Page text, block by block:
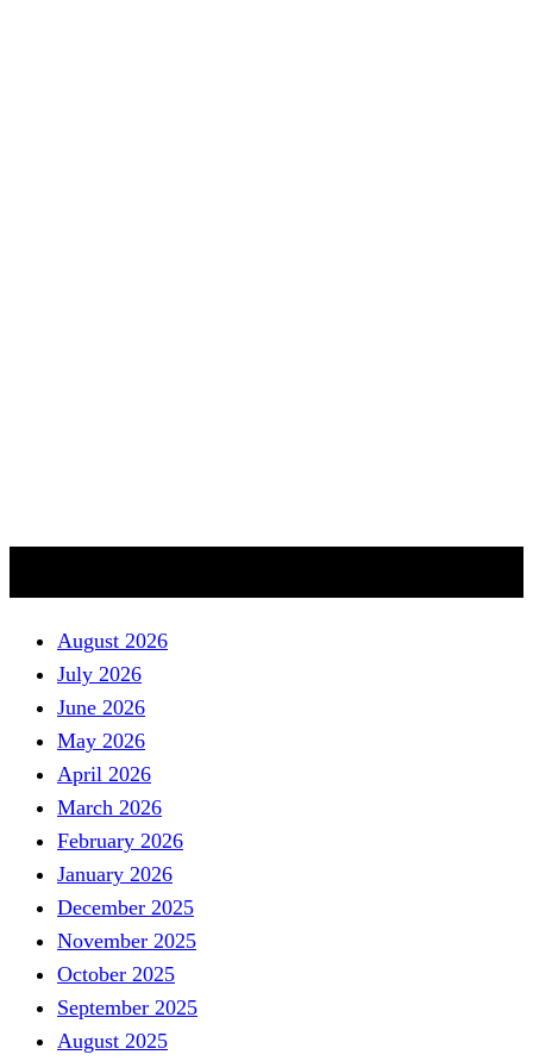
August 2026
July 2026
June 2026
May 2026
April 2026
March 2026
February 2026
January 2026
December 2025
November 2025
October 2025
September 2025
August 2025